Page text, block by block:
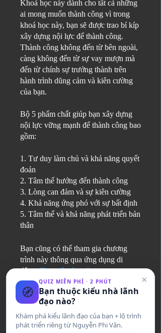
Khoá học này dành cho tất cả những
ai mong muốn thành công vì trong
khoá học này, bạn sẽ được trao bí kíp
xây dựng nội lực để thành công.
Thành công không đến từ bên ngoài,
càng không đến từ sự vay mượn mà
đến từ chính sự trưởng thành trên
hành trình dũng cảm và kiên cường
của bạn.
Bộ 5 phẩm chất giúp bạn xây dựng
nội lực vững mạnh để thành công bao
gồm:
1. Tư duy làm chủ và khả năng quyết
đoán
2. Tâm thế hướng đến thành công
3. Lòng can đảm và sự kiên cường
4. Khả năng ứng phó với sự bất định
5. Tâm thế và khả năng phát triển bản
thân
Bạn cũng có thể tham gia chương
trình này thông qua ứng dụng di
động. Truy cập ứng dụng
Người hướng dẫn
×
🧭
QUIZ MIỄN PHÍ · 2 PHÚT
Bạn thuộc kiểu nhà lãnh
đạo nào?
Khám phá kiểu lãnh đạo của bạn + lộ trình
phát triển riêng từ Nguyễn Phi Vân.